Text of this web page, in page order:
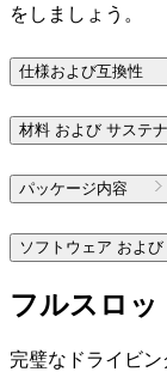
をしましょう。
仕様および互換性
材料 および サステ
パッケージ内容
フルスロ
完璧なドライビ